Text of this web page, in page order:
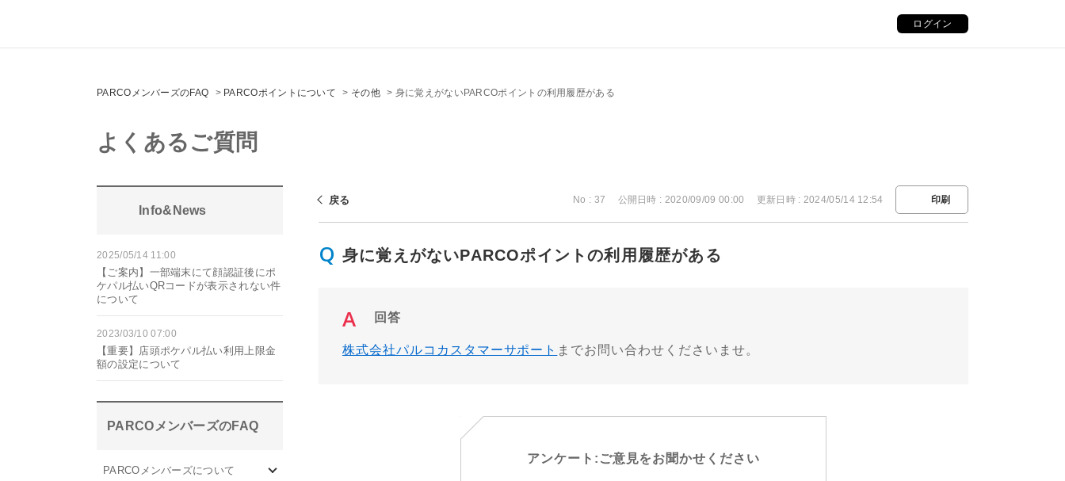
ログイン
PARCOメンバーズのFAQ > PARCOポイントについて > その他 > 身に覚えがないPARCOポイントの利用履歴がある
よくあるご質問
Info&News
2025/05/14 11:00
【ご案内】一部端末にて顔認証後にポ
ケパル払いQRコードが表示されない件
について
2023/03/10 07:00
【重要】店頭ポケパル払い利用上限金
額の設定について
PARCOメンバーズのFAQ
PARCOメンバーズについて
戻る No : 37 公開日時 : 2020/09/09 00:00 更新日時 : 2024/05/14 12:54 印刷
身に覚えがないPARCOポイントの利用履歴がある
回答
株式会社パルコカスタマーサポート までお問い合わせくださいませ。
アンケート:ご意見をお聞かせください